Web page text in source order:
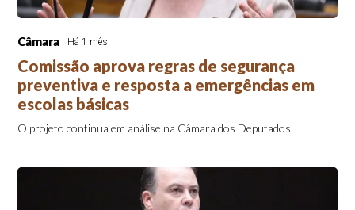
Câmara Há 1 mês
Comissão aprova regras de segurança
preventiva e resposta a emergências em
escolas básicas
O projeto continua em análise na Câmara dos Deputados